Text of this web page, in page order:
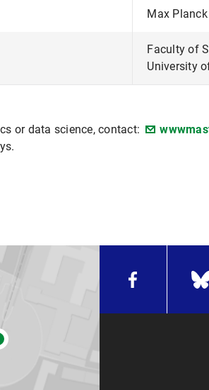
Max
Faculty of
University
or data science, contact: